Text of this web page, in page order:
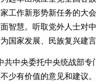
工作新形势新任务的大
智慧。听取党外人士对
国家发展、民族复兴建言
共中央委托中央统战部
少有价值的意见和建议